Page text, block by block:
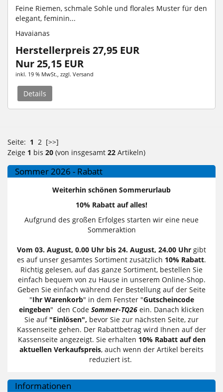
Feine Riemen, schmale Sohle und florales Muster für den
elegant, feminin...
Havaianas
Herstellerpreis 27,95 EUR
Nur 25,15 EUR
inkl. 19 % MwSt. , zzgl. Versand
Details
Seite: 1 2 [>>]
Zeige 1 bis 20 (von insgesamt 22 Artikeln)
Sommer 2026 - Rabatt
Weiterhin schönen Sommerurlaub
10% Rabatt auf alles!
Aufgrund des großen Erfolges starten wir eine neue
Sommeraktion
Vom 03. August, 0.00 Uhr bis 24. August, 24.00 Uhr gibt
es auf unser gesamtes Sortiment zusätzlich 10% Rabatt.
Richtig gelesen, auf das ganze Sortiment, bestellen Sie
einfach bequem von zu Hause in unserem Online-Shop.
Geben Sie einfach während der Bestellung auf der Seite
"Ihr Warenkorb" in dem Fenster "Gutscheincode
eingeben" den Code Sommer-TQ26 ein. Danach klicken
Sie auf "Einlösen", bevor Sie zur nächsten Seite, zur
Kassenseite gehen. Der Rabattbetrag wird Ihnen auf der
Kassenseite angezeigt. Sie erhalten 10% Rabatt auf den
aktuellen Verkaufspreis, auch wenn der Artikel bereits
reduziert ist.
Informationen